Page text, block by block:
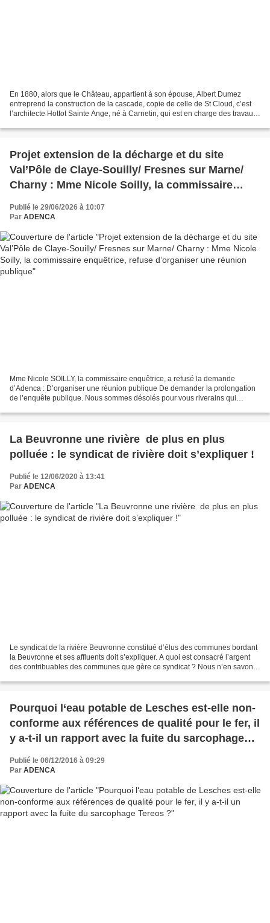
En 1880, alors que le Château, appartient à son épouse, Albert Dumez
entreprend la construction de la cascade, copie de celle de St Cloud, c’est
l’architecte Hottot Sainte Ange, né à Carnetin, qui est en charge des travaux.
Projet extension de la décharge et du site
Val’Pôle de Claye-Souilly/ Fresnes sur Marne/
Charny : Mme Nicole Soilly, la commissaire
enquêtrice, refuse d’organiser une réunion
publique
Publié le 29/06/2026 à 10:07
Par ADENCA
Mme Nicole SOILLY, la commissaire enquêtrice, a refusé la demande
d’Adenca : D’organiser une réunion publique De demander la prolongation
de l’enquête publique. Nous sommes désolés pour vous riverains qui
La Beuvronne une rivière de plus en plus
polluée : le syndicat de rivière doit s’expliquer !
Publié le 12/06/2020 à 13:41
Par ADENCA
Le syndicat de la rivière Beuvronne constitué d’élus des communes bordant
la Beuvronne et ses affluents doit s’expliquer. A quoi est consacré l’argent
des contribuables des communes que gère ce syndicat ? Nous n’en savons
Pourquoi l‘eau potable de Lesches est-elle non-
conforme aux références de qualité pour le fer, il
y a-t-il un rapport avec la fuite du sarcophage
Tereos ?
Publié le 06/12/2016 à 09:29
Par ADENCA